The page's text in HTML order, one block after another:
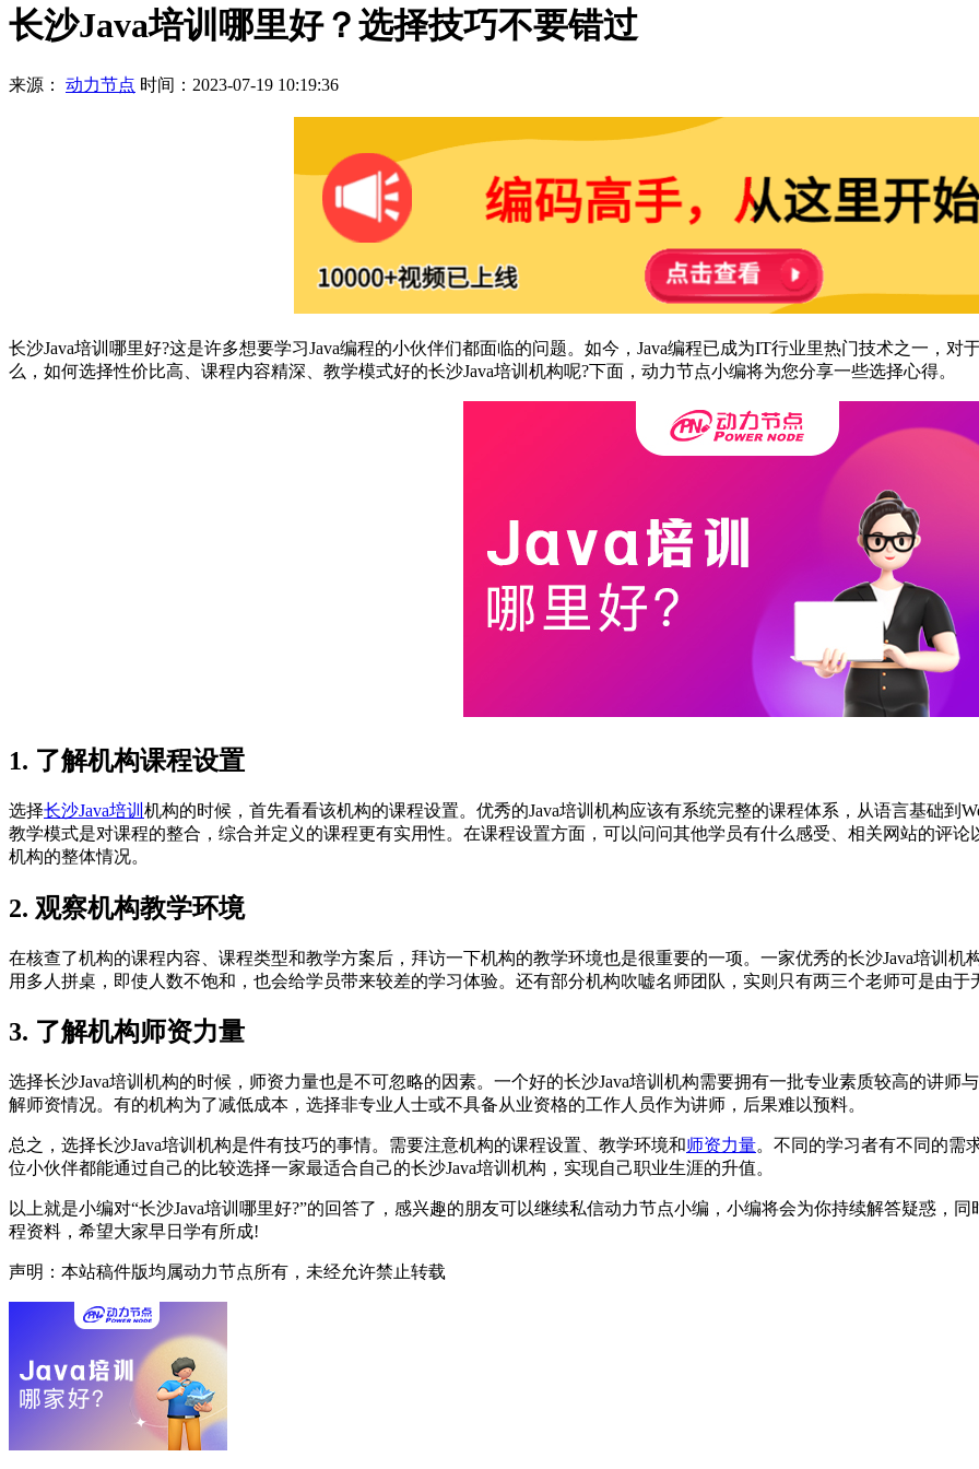
长沙Java培训哪里好？选择技巧不要错过
来源： 动力节点 时间：2023-07-19 10:19:36
长沙Java培训哪里好?这是许多想要学习Java编程的小伙伴们都面临的问题。如今，Java编程已成为IT行业里热门技术之一，
么，如何选择性价比高、课程内容精深、教学模式好的长沙Java培训机构呢?下面，动力节点小编将为您分享一些选择心得。
1. 了解机构课程设置
选择长沙Java培训 机构的时候，首先看看该机构的课程设置。优秀的Java培训机构应该有系统完整的课程体系，从语言基础到
教学模式是对课程的整合，综合并定义的课程更有实用性。在课程设置方面，可以问问其他学员有什么感受、相关网站的评
机构的整体情况。
2. 观察机构教学环境
在核查了机构的课程内容、课程类型和教学方案后，拜访一下机构的教学环境也是很重要的一项。一家优秀的长沙Java培训
用多人拼桌，即使人数不饱和，也会给学员带来较差的学习体验。还有部分机构吹嘘名师团队，实则只有两三个老师可是由
3. 了解机构师资力量
选择长沙Java培训机构的时候，师资力量也是不可忽略的因素。一个好的长沙Java培训机构需要拥有一批专业素质较高的讲
解师资情况。有的机构为了减低成本，选择非专业人士或不具备从业资格的工作人员作为讲师，后果难以预料。
总之，选择长沙Java培训机构是件有技巧的事情。需要注意机构的课程设置、教学环境和师资力量。不同的学习者有不同的需
位小伙伴都能通过自己的比较选择一家最适合自己的长沙Java培训机构，实现自己职业生涯的升值。
以上就是小编对“长沙Java培训哪里好?”的回答了，感兴趣的朋友可以继续私信动力节点小编，小编将会为你持续解答疑惑，
程资料，希望大家早日学有所成!
声明：本站稿件版均属动力节点所有，未经允许禁止转载